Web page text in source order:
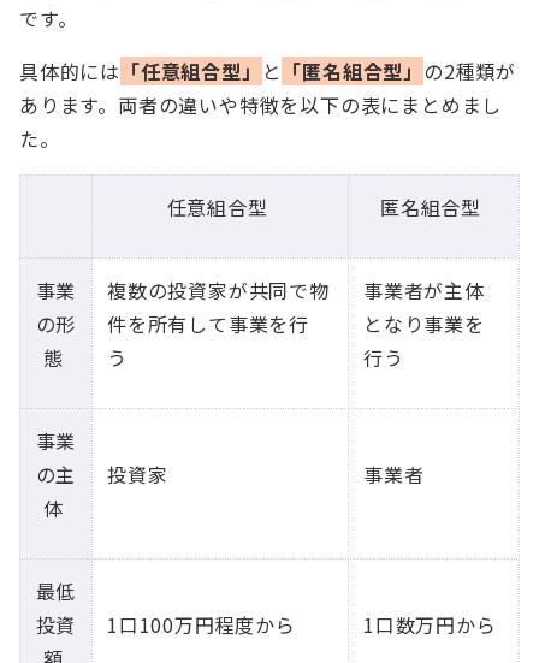
です。
具体的には 「任意組合型」 と 「匿名組合型」 の2種類が
あります。両者の違いや特徴を以下の表にまとめまし
た。
任意組合型 匿名組合型
事業
の形
態
複数の投資家が共同で物
件を所有して事業を行
う
事業者が主体
となり事業を
行う
事業
の主
体
投資家 事業者
最低
投資
1口100万円程度から 1口数万円から